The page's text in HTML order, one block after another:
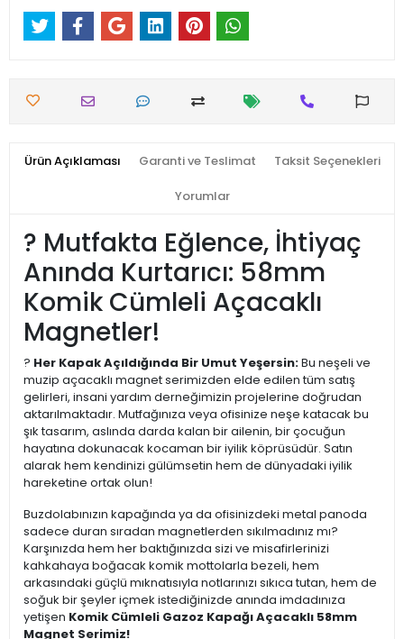
Ürün Açıklaması Garanti ve Teslimat Taksit Seçenekleri
Yorumlar
? Mutfakta Eğlence, İhtiyaç
Anında Kurtarıcı: 58mm
Komik Cümleli Açacaklı
Magnetler!
? Her Kapak Açıldığında Bir Umut Yeşersin:Bu neşeli ve
muzip açacaklı magnet serimizden elde edilen tüm satış
gelirleri, insani yardım derneğimizin projelerine doğrudan
aktarılmaktadır. Mutfağınıza veya ofisinize neşe katacak bu
şık tasarım, aslında darda kalan bir ailenin, bir çocuğun
hayatına dokunacak kocaman bir iyilik köprüsüdür. Satın
alarak hem kendinizi gülümsetin hem de dünyadaki iyilik
hareketine ortak olun!
Buzdolabınızın kapağında ya da ofisinizdeki metal panoda
sadece duran sıradan magnetlerden sıkılmadınız mı?
Karşınızda hem her baktığınızda sizi ve misafirlerinizi
kahkahaya boğacak komik mottolarla bezeli, hem
arkasındaki güçlü mıknatısıyla notlarınızı sıkıca tutan, hem de
soğuk bir şeyler içmek istediğinizde anında imdadınıza
yetişen Komik Cümleli Gazoz Kapağı Açacaklı 58mm
Magnet Serimiz!